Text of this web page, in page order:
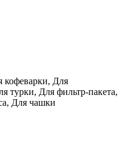
кофеварки, Для
турки, Для фильтр-пакета,
Для чашки